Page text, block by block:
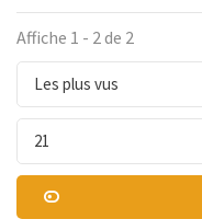
Affiche 1 - 2 de 2
Les plus vus
21